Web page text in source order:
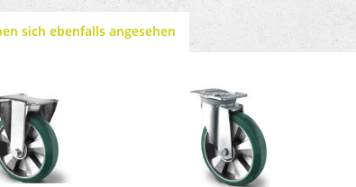
sich ebenfalls angesehen